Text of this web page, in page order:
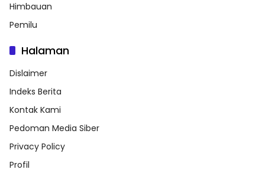
Himbauan
Pemilu
Halaman
Dislaimer
Indeks Berita
Kontak Kami
Pedoman Media Siber
Privacy Policy
Profil